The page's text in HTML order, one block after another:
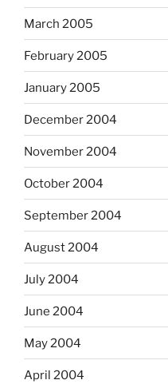
March 2005
February 2005
January 2005
December 2004
November 2004
October 2004
September 2004
August 2004
July 2004
June 2004
May 2004
April 2004